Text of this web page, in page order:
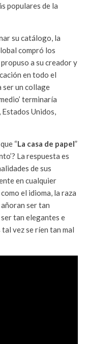
populares de la
su catálogo, la
compró los
a su creador y
en todo el
ser un collage
terminaría
Unidos,
“La casa de papel”
La respuesta es
de sus
en cualquier
el idioma, la raza
ser tan
tan elegantes e
vez se ríen tan mal